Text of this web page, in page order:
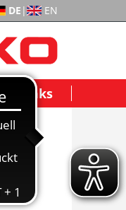
DE | EN
Links